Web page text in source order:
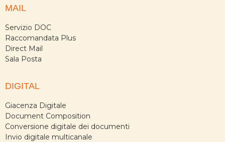
MAIL
Servizio DOC
Raccomandata Plus
Direct Mail
Sala Posta
DIGITAL
Giacenza Digitale
Document Composition
Conversione digitale dei documenti
Invio digitale multicanale